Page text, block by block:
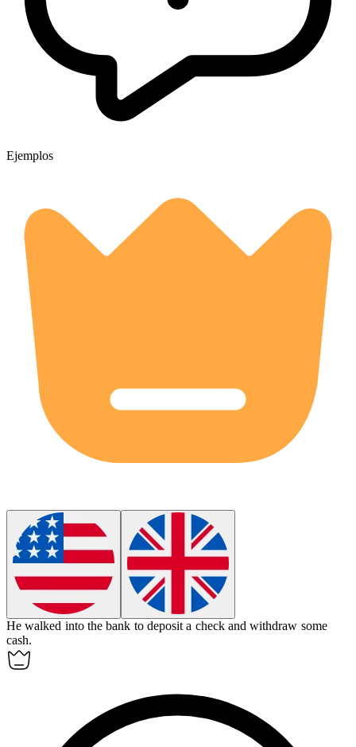
Ejemplos
He walked into thebank to deposit a check and withdraw some
cash.